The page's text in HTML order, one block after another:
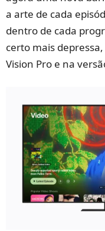
a arte de cada
dentro de cada
certo mais
Vision Pro e na